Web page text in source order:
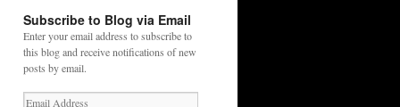
Subscribe to Blog via Email
Enter your email address to subscribe to
this blog and receive notifications of new
posts by email.
Email